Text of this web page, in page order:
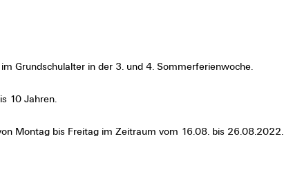
Grundschulalter in der 3. und 4. Sommerferienwoche.
10 Jahren.
Montag bis Freitag im Zeitraum vom 16.08. bis 26.08.2022.